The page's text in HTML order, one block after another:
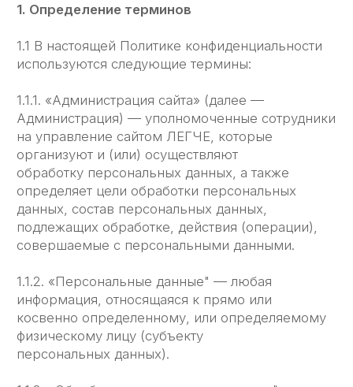
подлежащих обработке, действия (операции),
совершаемые с персональными данными.
1.1.2. «Персональные данные" — любая
косвенно определенному, или определяемому
персональных данных).
1.1.3. «Обработка персональных данных" —
любое действие (операция) или совокупность
действий (операции)̆, совершаемых
с использованием средств
автоматизации или без использования таких
средств с персональными данными, включая
сбор, запись, систематизацию, накопление,
хранение, уточнение
(обновление, изменение), извлечение,
предоставление, доступ), обезличивание,
персональных данных.
1.1.4. «Конфиденциальность персональных
данных" — обязательное для соблюдения
Оператором или иным получившим доступ
к персональным данным лицом требование
не допускать их распространения без согласия